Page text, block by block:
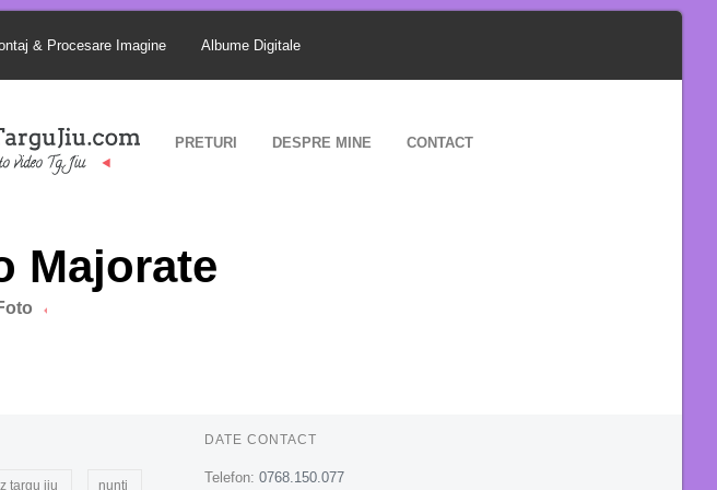
& Procesare Imagine Albume Digitale
PRETURI DESPRE MINE CONTACT
Majorate
targu jiu nunti
DATE CONTACT
Telefon: 0768.150.077